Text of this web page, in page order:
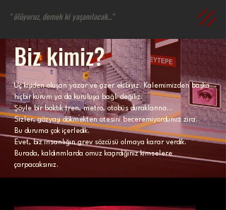
" ​ölüyoruz, demek ki yaşanılacak..."​​
Biz kimiz?
Üç kişiden oluşan yazar ve çizer ekibiyiz. Kalemimizden başka
hiçbir kurum ya da kuruluşa bağlı değiliz.
Şöyle bir baktık tren, metro, otobüs duraklarına...
Sizler, gözyaşı dökmekten ötesini beceremiyordunuz zira.
Bu duruma çok içerledik.
Evet, biz insanlığın grev sözcüsü olmaya karar verdik.
Burada, kaldırımlarda omuz kaçırdığınız kimselere
çarpacaksınız.